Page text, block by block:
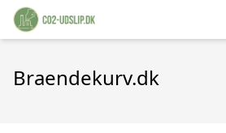
Braendekurv.dk